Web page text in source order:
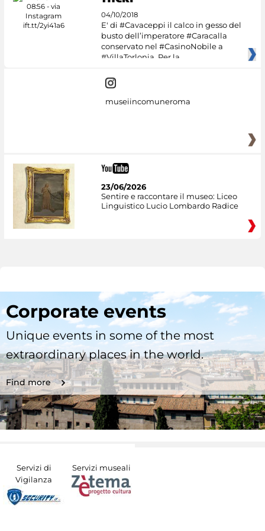
04/10/2018
E' di #Cavaceppi il calco in gesso del
busto dell’imperatore #Caracalla
conservato nel #CasinoNobile a
#VillaTorlonia. Per la
museiincomuneroma
23/06/2026
Sentire e raccontare il museo: Liceo
Linguistico Lucio Lombardo Radice
Corporate events
Unique events in some of the most
extraordinary places in the world.
Find more
Servizi di
Vigilanza
Servizi museali